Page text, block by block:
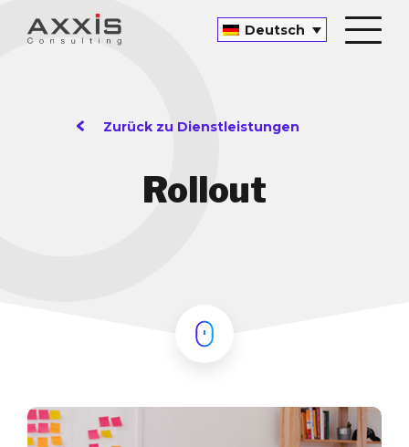
Deutsch
Zurück zu Dienstleistungen
Rollout